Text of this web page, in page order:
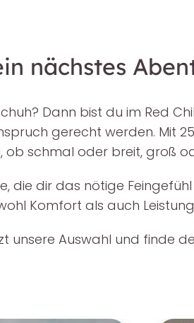
nächstes
Dann bist du im Red
gerecht werden. Mit
ob schmal oder breit, groß
die dir das nötige
Komfort als auch
unsere Auswahl und finde